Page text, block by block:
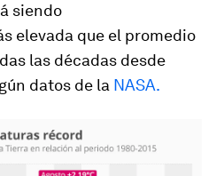
siendo
elevada que el promedio
las décadas desde
datos de la NASA.